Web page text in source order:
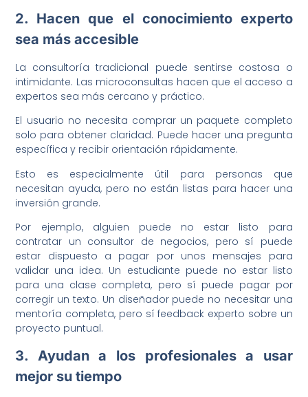
2. Hacen que el conocimiento experto
sea más accesible
La consultoría tradicional puede sentirse costosa o
intimidante. Las microconsultas hacen que el acceso a
expertos sea más cercano y práctico.
El usuario no necesita comprar un paquete completo
solo para obtener claridad. Puede hacer una pregunta
específica y recibir orientación rápidamente.
Esto es especialmente útil para personas que
necesitan ayuda, pero no están listas para hacer una
inversión grande.
Por ejemplo, alguien puede no estar listo para
contratar un consultor de negocios, pero sí puede
estar dispuesto a pagar por unos mensajes para
validar una idea. Un estudiante puede no estar listo
para una clase completa, pero sí puede pagar por
corregir un texto. Un diseñador puede no necesitar una
mentoría completa, pero sí feedback experto sobre un
proyecto puntual.
3. Ayudan a los profesionales a usar
mejor su tiempo